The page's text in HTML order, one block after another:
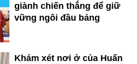
giành chiến thắng để giữ
vững ngôi đầu bảng
Khám xét nơi ở của Huấn